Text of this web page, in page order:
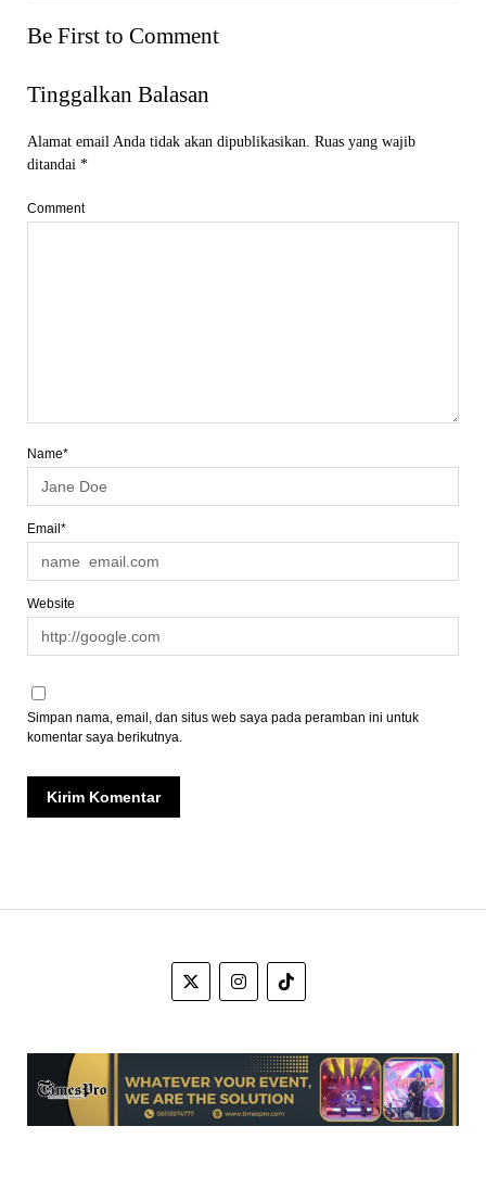
Be First to Comment
Tinggalkan Balasan
Alamat email Anda tidak akan dipublikasikan. Ruas yang wajib
ditandai *
Comment
Name*
Email*
Website
Simpan nama, email, dan situs web saya pada peramban ini untuk
komentar saya berikutnya.